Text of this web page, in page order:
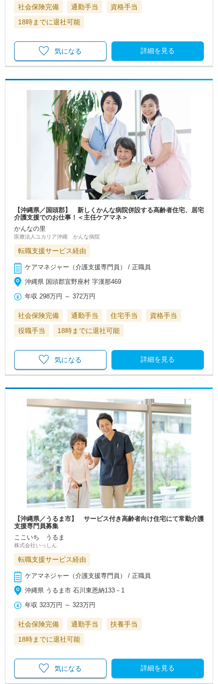
社会保険完備 通勤手当
資格手当
18時までに退社可能
詳細を見る
気になる
【沖縄県／国頭郡】 新しくかんな病院併設する高齢者住宅、居宅
介護支援でのお仕事！＜主任ケアマネ＞
かんなの里
医療法人ユカリア沖縄 かんな病院
転職支援サービス経由
ケアマネジャー（介護支援専門員） / 正職員
沖縄県 国頭郡宜野座村 字漢那469
年収 298万円 ～372万円
社会保険完備 通勤手当 住宅手当
資格手当
役職手当
18時までに退社可能
詳細を見る
気になる
【沖縄県／うるま市】 サービス付き高齢者向け住宅にて常勤介護
支援専門員募集
ここいち うるま
株式会社いっしん
転職支援サービス経由
ケアマネジャー（介護支援専門員） / 正職員
沖縄県 うるま市 石川東恩納133－1
年収 323万円 ～323万円
社会保険完備 通勤手当
扶養手当
18時までに退社可能
詳細を見る
気になる